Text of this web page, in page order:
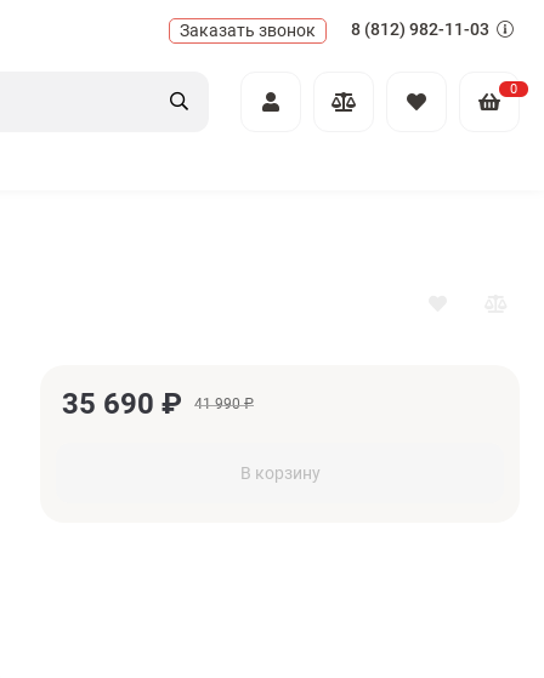
Заказать звонок 8 (812) 982-11-03
0
35 690 ₽ 41 990₽
В корзину